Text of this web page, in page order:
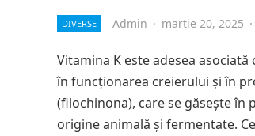
DIVERSE Admin · martie 20, 2025 ·
Vitamina K este adesea
în funcționarea creierului și în
(filochinona), care se găsește în
origine animală și fermentate.